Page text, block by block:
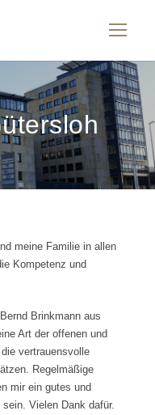
meine Familie in allen
Kompetenz und
Brinkmann aus
Art der offenen und
vertrauensvolle
Regelmäßige
mir ein gutes und
Vielen Dank dafür.